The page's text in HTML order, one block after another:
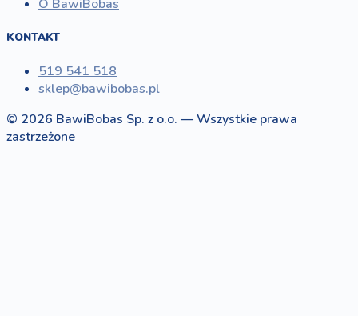
O BawiBobas
KONTAKT
519 541 518
sklep@bawibobas.pl
© 2026 BawiBobas Sp. z o.o. — Wszystkie prawa
zastrzeżone